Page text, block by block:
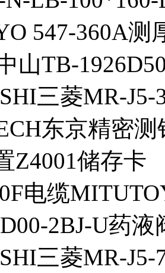
547-360A测
山TB-
三菱MR-J5-
东京精密测
Z4001储存卡
电缆
2BJ-U药液
三菱MR-J5-